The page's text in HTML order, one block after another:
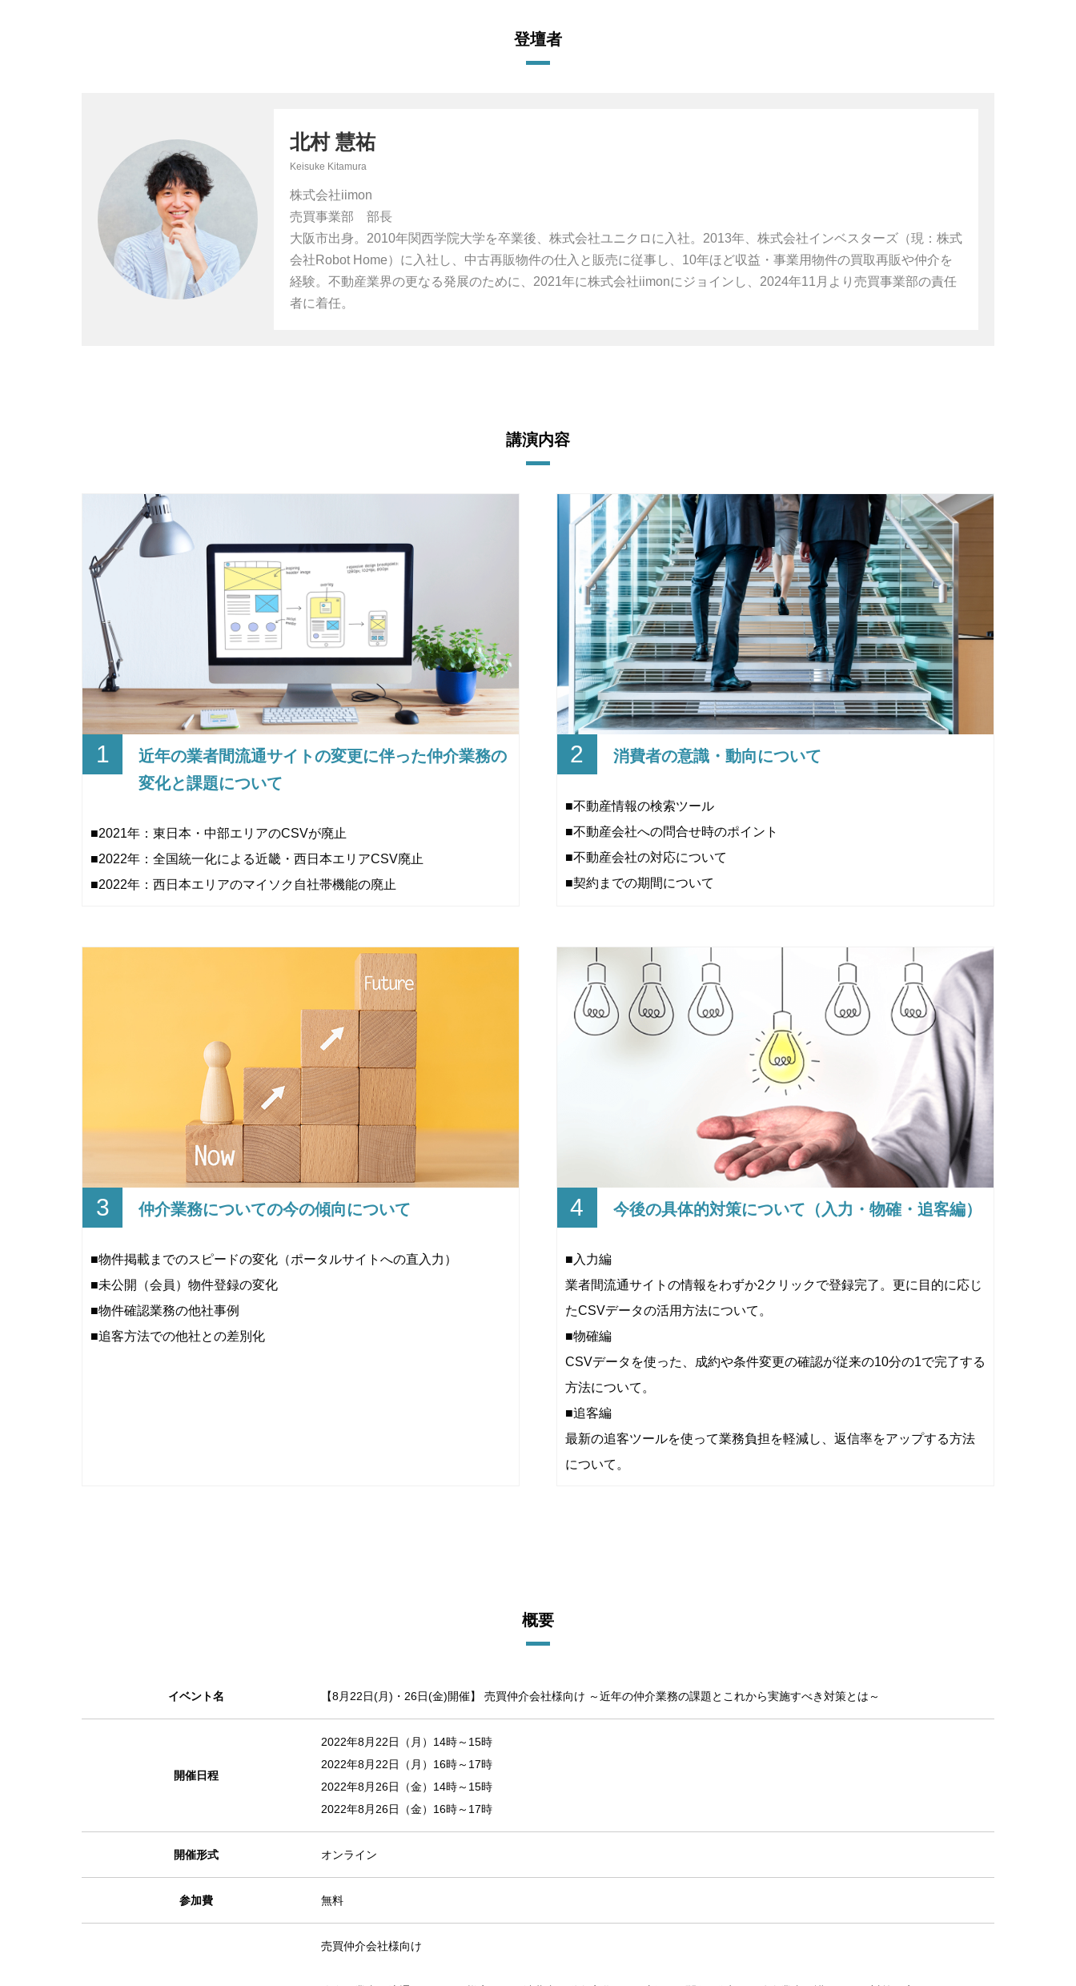
登壇者
北村 慧祐
Keisuke Kitamura
株式会社iimon
売買事業部 部長
大阪市出身。2010年関西学院大学を卒業後、株式会社ユニクロに入社。2013年、株式会社インベスターズ（現：株式
会社Robot Home）に入社し、中古再販物件の仕入と販売に従事し、10年ほど収益・事業用物件の買取再販や仲介を
経験。不動産業界の更なる発展のために、2021年に株式会社iimonにジョインし、2024年11月より売買事業部の責任
者に着任。
講演内容
1
近年の業者間流通サイトの変更に伴った仲介業務の
変化と課題について
■2021年：東日本・中部エリアのCSVが廃止
■2022年：全国統一化による近畿・西日本エリアCSV廃止
■2022年：西日本エリアのマイソク自社帯機能の廃止
2 消費者の意識・動向について
■不動産情報の検索ツール
■不動産会社への問合せ時のポイント
■不動産会社の対応について
■契約までの期間について
3 仲介業務についての今の傾向について
■物件掲載までのスピードの変化（ポータルサイトへの直入力）
■未公開（会員）物件登録の変化
■物件確認業務の他社事例
■追客方法での他社との差別化
4 今後の具体的対策について（入力・物確・追客編）
■入力編
業者間流通サイトの情報をわずか2クリックで登録完了。更に目的に応じ
たCSVデータの活用方法について。
■物確編
CSVデータを使った、成約や条件変更の確認が従来の10分の1で完了する
方法について。
■追客編
最新の追客ツールを使って業務負担を軽減し、返信率をアップする方法
について。
概要
イベント名 【8月22日(月)・26日(金)開催】 売買仲介会社様向け ～近年の仲介業務の課題とこれから実施すべき対策とは～
開催日程
2022年8月22日（月）14時～15時
2022年8月22日（月）16時～17時
2022年8月26日（金）14時～15時
2022年8月26日（金）16時～17時
開催形式 オンライン
参加費 無料
売買仲介会社様向け